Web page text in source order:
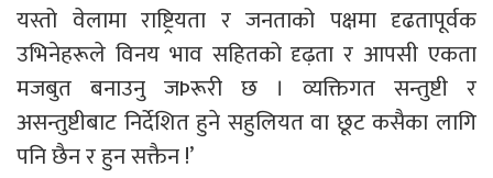
यस्तो वेलामा राष्ट्रियता र जनताको पक्षमा दृढतापूर्वक
उभिनेहरूले विनय भाव सहितको दृढ़ता र आपसी एकता
मजबुत बनाउनु जÞरूरी छ । व्यक्तिगत सन्तुष्टी र
असन्तुष्टीबाट निर्देशित हुने सहुलियत वा छूट कसैका लागि
पनि छैन र हुन सक्तैन !’